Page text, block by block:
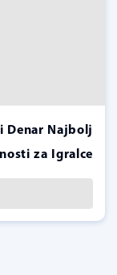
Denar Najbolj
za Igralce